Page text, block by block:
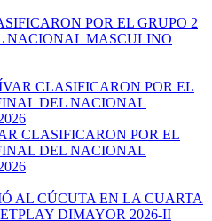
POR EL GRUPO 2
NACIONAL MASCULINO
CLASIFICARON POR EL
DEL NACIONAL